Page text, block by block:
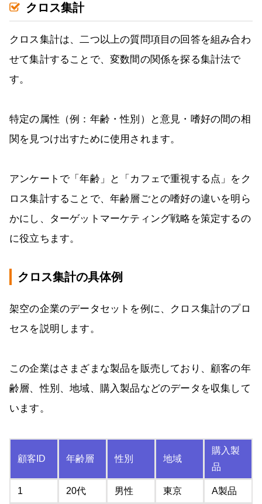
クロス集計
クロス集計は、二つ以上の質問項目の回答を組み合わ
せて集計することで、変数間の関係を探る集計法で
す。
特定の属性（例：年齢・性別）と意見・嗜好の間の相
関を見つけ出すために使用されます。
アンケートで「年齢」と「カフェで重視する点」をク
ロス集計することで、年齢層ごとの嗜好の違いを明ら
かにし、ターゲットマーケティング戦略を策定するの
に役立ちます。
クロス集計の具体例
架空の企業のデータセットを例に、クロス集計のプロ
セスを説明します。
この企業はさまざまな製品を販売しており、顧客の年
齢層、性別、地域、購入製品などのデータを収集して
います。
顧客ID 年齢層 性別 地域
購入製
品
1 20代 男性 東京 A製品